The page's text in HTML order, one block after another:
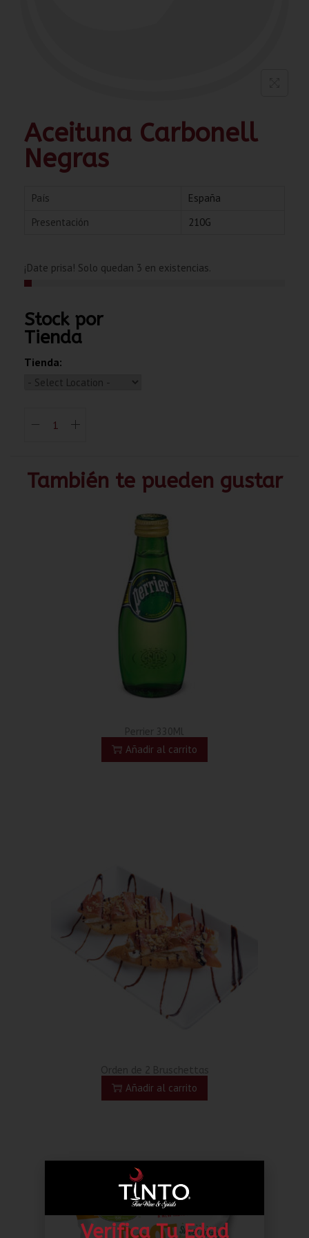
Aceituna Carbonell
Negras
País
España
Presentación
210G
¡Date prisa! Solo quedan 3 en existencias.
Stock por
Tienda
Tienda:
También te pueden gustar
Añadir al carrito
Añadir al carrito
Verifica Tu Edad